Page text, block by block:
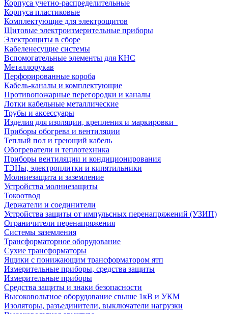
Корпуса учетно-распределительные
Корпуса пластиковые
Комплектующие для электрощитов
Щитовые электроизмерительные приборы
Электрощиты в сборе
Кабеленесущие системы
Вспомогательные элементы для КНС
Металлорукав
Перфорированные короба
Кабель-каналы и комплектующие
Противопожарные перегородки и каналы
Лотки кабельные металлические
Трубы и аксессуары
Изделия для изоляции, крепления и маркировки
Приборы обогрева и вентиляции
Теплый пол и греющий кабель
Обогреватели и теплотехника
Приборы вентиляции и кондиционирования
ТЭНы, электроплитки и кипятильники
Молниезащита и заземление
Устройства молниезащиты
Токоотвод
Держатели и соединители
Устройства защиты от импульсных перенапряжений (УЗИП)
Ограничители перенапряжения
Системы заземления
Трансформаторное оборудование
Сухие трансформаторы
Ящики с понижающим трансформатором ятп
Измерительные приборы, средства защиты
Измерительные приборы
Средства защиты и знаки безопасности
Высоковольтное оборудование свыше 1кВ и УКМ
Изоляторы, разъединители, выключатели нагрузки